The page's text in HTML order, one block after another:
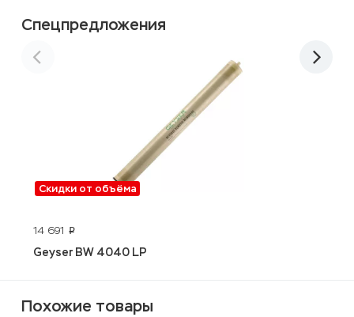
Спецпредложения
Скидки от объёма
14 691 p
Geyser BW 4040 LP
Похожие товары